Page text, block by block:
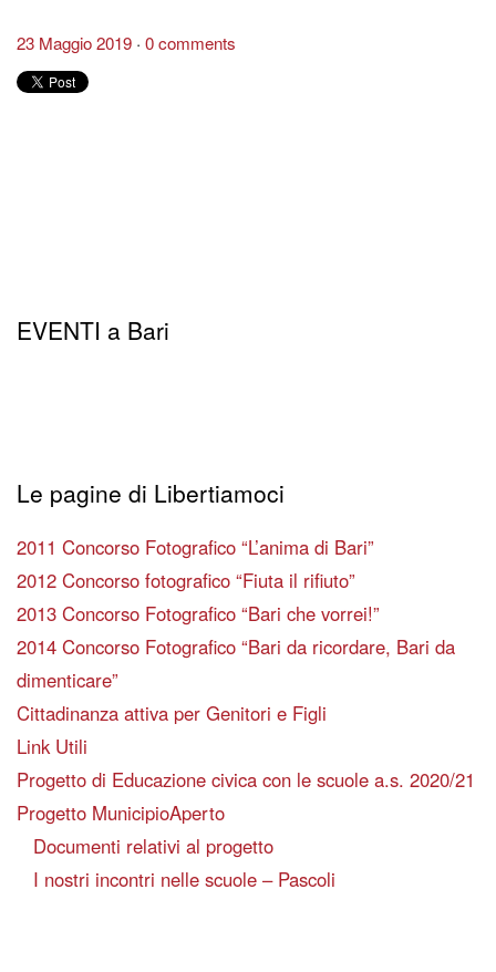
23 Maggio 2019 0 comments
EVENTI a Bari
Le pagine di Libertiamoci
2011 Concorso Fotografico “L’anima di Bari”
2012 Concorso fotografico “Fiuta il rifiuto”
2013 Concorso Fotografico “Bari che vorrei!”
2014 Concorso Fotografico “Bari da ricordare, Bari da
dimenticare”
Cittadinanza attiva per Genitori e Figli
Link Utili
Progetto di Educazione civica con le scuole a.s. 2020/21
Progetto MunicipioAperto
Documenti relativi al progetto
I nostri incontri nelle scuole – Pascoli